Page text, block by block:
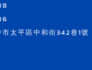
太平區中和街342巷1號